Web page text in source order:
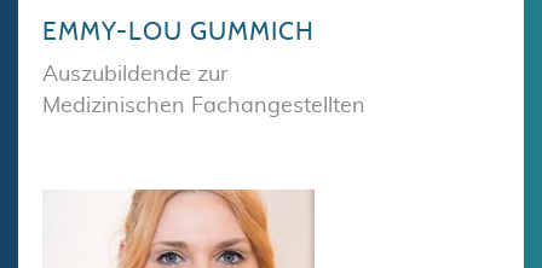
EMMY-LOU GUMMICH
Auszubildende zur
Medizinischen Fachangestellten